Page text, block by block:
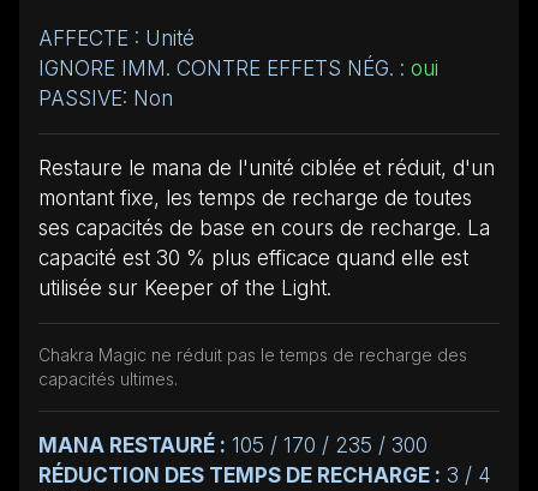
AFFECTE : Unité
IGNORE IMM. CONTRE EFFETS NÉG. : oui
PASSIVE: Non
Restaure le mana de l'unité ciblée et réduit, d'un
montant fixe, les temps de recharge de toutes
ses capacités de base en cours de recharge. La
capacité est 30 % plus efficace quand elle est
utilisée sur Keeper of the Light.
Chakra Magic ne réduit pas le temps de recharge des
capacités ultimes.
MANA RESTAURÉ : 105 / 170 / 235 / 300
RÉDUCTION DES TEMPS DE RECHARGE : 3 / 4